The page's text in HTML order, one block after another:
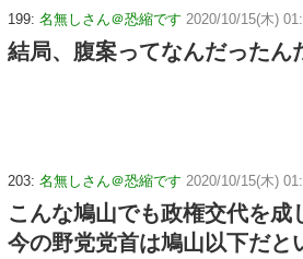
199: 名無しさん＠恐縮です 2020/10/15(木)
結局、腹案ってなんだったん
203: 名無しさん＠恐縮です 2020/10/15(木)
こんな鳩山でも政権交代を成
今の野党党首は鳩山以下だと